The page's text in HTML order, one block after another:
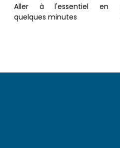
Aller à l'essentiel en
quelques minutes